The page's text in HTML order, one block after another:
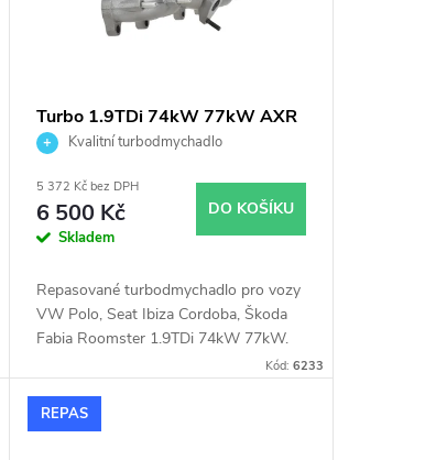
Turbo 1.9TDi 74kW 77kW AXR
BSW KKK 54399700019
54399880008
Kvalitní turbodmychadlo
5 372 Kč bez DPH
6 500 Kč
Skladem
DO KOŠÍKU
Repasované turbodmychadlo pro vozy
VW Polo, Seat Ibiza Cordoba, Škoda
Fabia Roomster 1.9TDi 74kW 77kW.
Kód: 6233
REPAS